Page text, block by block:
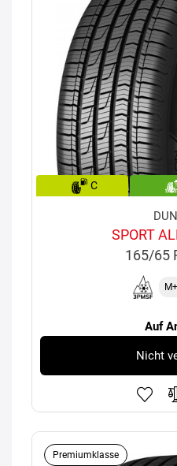
C
SPORT
165/65
Auf
Nicht
Premiumklasse